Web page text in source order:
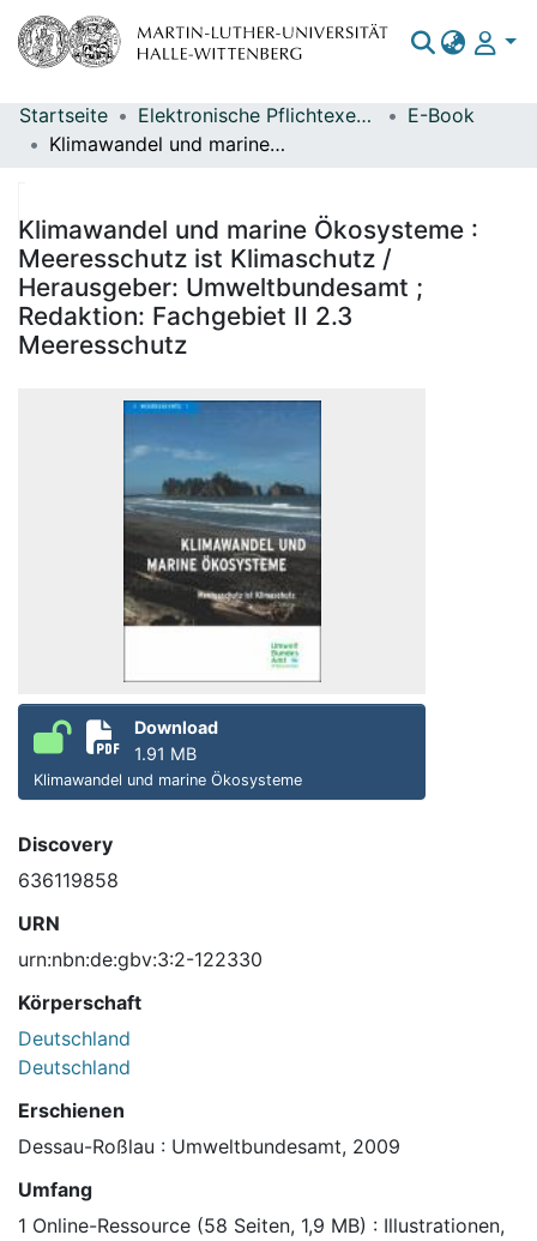
Bereiche & Sammlungen
Statistiken
Startseite Elektronische Pflichtexemplare
E-Book
Klimawandel und marine Ökosysteme : Meeresschutz ist Klimaschutz / Herausgeber: Umweltbundesamt ; Redaktion: Fachgebiet II 2.3 Meeresschutz
Klimawandel und marine Ökosysteme :
Meeresschutz ist Klimaschutz /
Herausgeber: Umweltbundesamt ;
Redaktion: Fachgebiet II 2.3
Meeresschutz
Download
1.91 MB
Klimawandel und marine Ökosysteme
Discovery
636119858
URN
urn:nbn:de:gbv:3:2-122330
Körperschaft
Deutschland
Deutschland
Erschienen
Dessau-Roßlau : Umweltbundesamt, 2009
Umfang
1 Online-Ressource (58 Seiten, 1,9 MB) : Illustrationen,